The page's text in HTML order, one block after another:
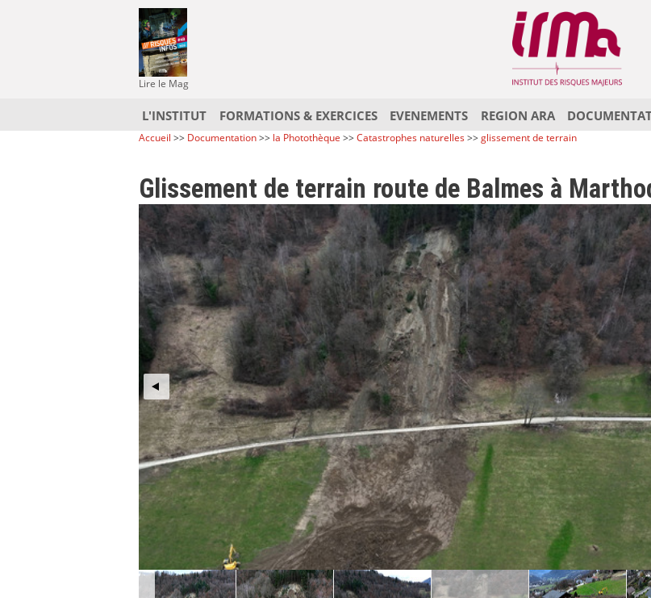
Lire le Mag
L'INSTITUT FORMATIONS & EXERCICES EVENEMENTS REGION ARA
Accueil >> Documentation>> la Photothèque >>Catastrophes naturelles>>glissement de terrain
Glissement de terrain route de Balmes à